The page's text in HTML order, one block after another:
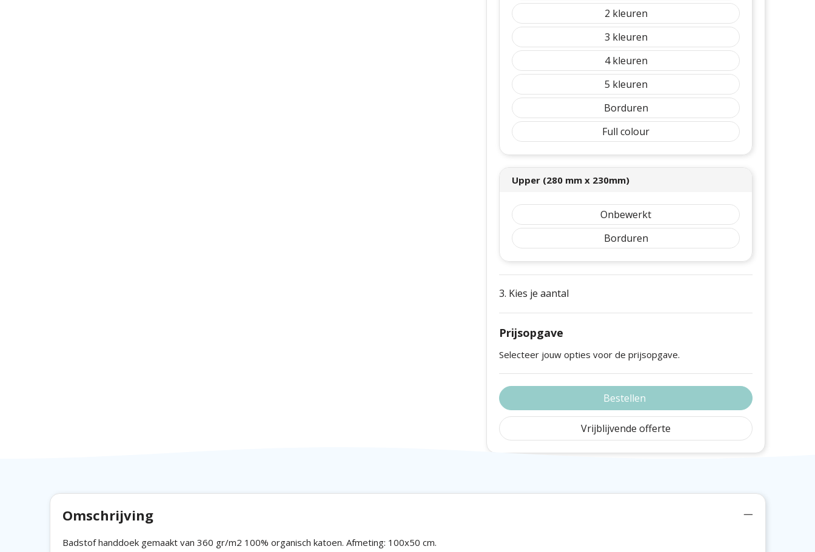
2
3
4
5
Borduren
Full colour
Upper (280 mm x 230mm)
Onbewerkt
Borduren
3. Kies je aantal
Prijsopgave
Selecteer jouw opties voor de prijsopgave.
Bestellen
Vrijblijvende offerte
Omschrijving
Badstof handdoek gemaakt van 360 gr/m2 100% organisch katoen. Afmeting: 100x50 cm.